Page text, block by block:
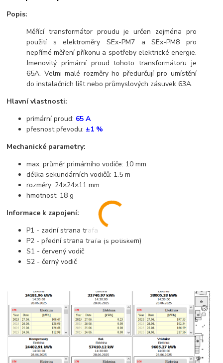
Popis:
Měřící transformátor proudu je určen zejména pro
použití s elektroměry SEx-PM7 a SEx-PM8 pro
nepřímé měření příkonu a spotřeby elektrické energie.
Jmenovitý primární proud tohoto transformátoru je
65A. Velmi malé rozměry ho předurčují pro umístění
do instalačních lišt nebo průmyslových zásuvek 63A.
Hlavní vlastnosti:
primární proud: 65 A
přesnost převodu: ±1 %
Mechanické parametry:
max. průměr primárního vodiče: 10 mm
délka sekundárních vodičů: 1.5 m
rozměry: 24×24×11 mm
hmotnost: 18 g
Informace k zapojení:
P1 - zadní strana trafa
P2 - přední strana trafa (s potiskem)
S1 - červený vodič
S2 - černý vodič